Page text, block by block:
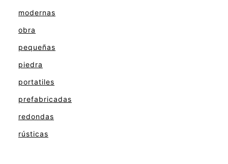
modernas
obra
pequeñas
piedra
portatiles
prefabricadas
redondas
rústicas